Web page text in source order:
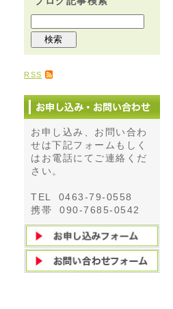
RSS
お申し込み、お問い合わ
せは下記フォームもしく
はお電話にてご連絡くだ
さい。
TEL 0463-79-0558
携帯 090-7685-0542